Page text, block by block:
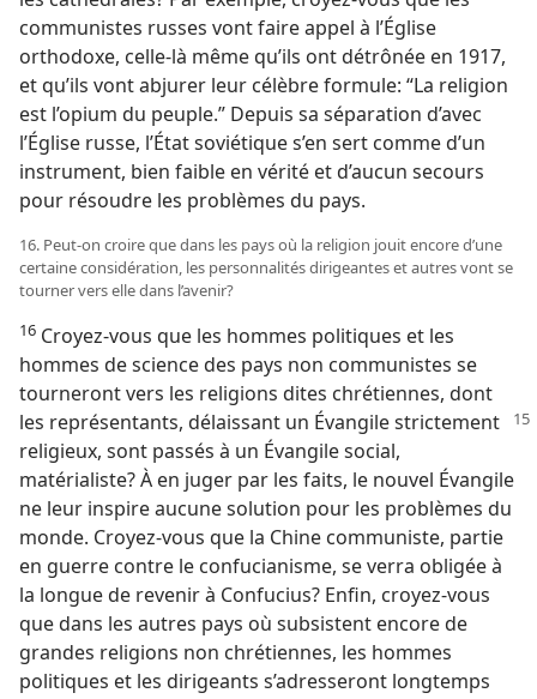
communistes russes vont faire appel à l’Église
orthodoxe, celle-là même qu’ils ont détrônée en 1917,
et qu’ils vont abjurer leur célèbre formule: “La religion
est l’opium du peuple.” Depuis sa séparation d’avec
l’Église russe, l’État soviétique s’en sert comme d’un
instrument, bien faible en vérité et d’aucun secours
pour résoudre les problèmes du pays.
16. Peut-​on croire que dans les pays où la religion jouit encore d’une
certaine considération, les personnalités dirigeantes et autres vont se
tourner vers elle dans l’avenir?
16 Croyez-​vous que les hommes politiques et les
hommes de science des pays non communistes se
tourneront vers les religions dites chrétiennes, dont
les représentants, délaissant un Évangile strictement
religieux, sont passés à un Évangile social,
matérialiste? À en juger par les faits, le nouvel Évangile
ne leur inspire aucune solution pour les problèmes du
monde. Croyez-​vous que la Chine communiste, partie
en guerre contre le confucianisme, se verra obligée à
la longue de revenir à Confucius? Enfin, croyez-​vous
que dans les autres pays où subsistent encore de
grandes religions non chrétiennes, les hommes
politiques et les dirigeants s’adresseront longtemps